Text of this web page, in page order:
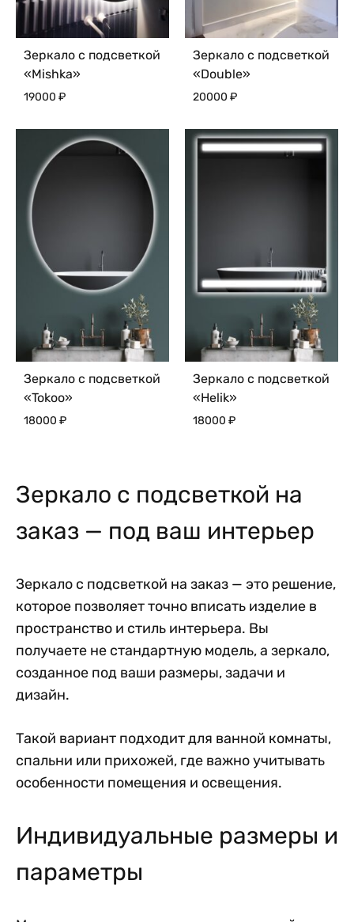
Зеркало с подсветкой
«Mishka»
19000 ₽
Зеркало с подсветкой
«Double»
20000 ₽
Зеркало с подсветкой
«Tokoo»
18000 ₽
Зеркало с подсветкой
«Helik»
18000 ₽
Зеркало с подсветкой на
заказ — под ваш интерьер
Зеркало с подсветкой на заказ — это решение,
которое позволяет точно вписать изделие в
пространство и стиль интерьера. Вы
получаете не стандартную модель, а зеркало,
созданное под ваши размеры, задачи и
дизайн.
Такой вариант подходит для ванной комнаты,
спальни или прихожей, где важно учитывать
особенности помещения и освещения.
Индивидуальные размеры и
параметры